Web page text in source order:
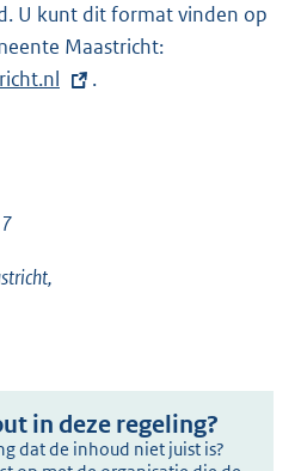
U kunt dit format vinden op
Maastricht:
.
in deze regeling?
dat de inhoud niet juist is?